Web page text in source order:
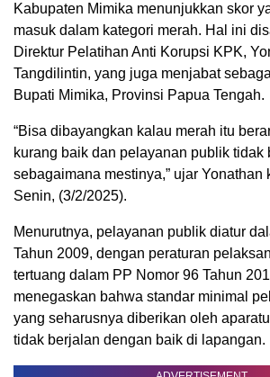
Kabupaten Mimika menunjukkan skor
masuk dalam kategori merah. Hal ini
Direktur Pelatihan Anti Korupsi KPK,
Tangdilintin, yang juga menjabat
Bupati Mimika, Provinsi Papua Tengah.
“Bisa dibayangkan kalau merah itu
kurang baik dan pelayanan publik tidak
sebagaimana mestinya,” ujar Yonathan
Senin, (3/2/2025).
Menurutnya, pelayanan publik diatur
Tahun 2009, dengan peraturan
tertuang dalam PP Nomor 96 Tahun
menegaskan bahwa standar minimal
yang seharusnya diberikan oleh
tidak berjalan dengan baik di lapangan.